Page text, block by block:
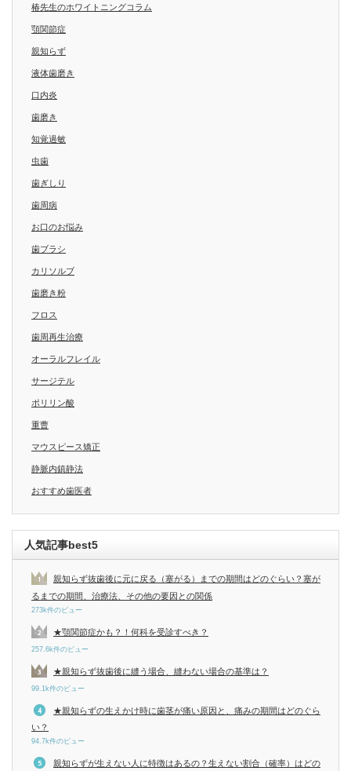
椿先生のホワイトニングコラム
顎関節症
親知らず
液体歯磨き
口内炎
歯磨き
知覚過敏
虫歯
歯ぎしり
歯周病
お口のお悩み
歯ブラシ
カリソルブ
歯磨き粉
フロス
歯周再生治療
オーラルフレイル
サージテル
ポリリン酸
重曹
マウスピース矯正
静脈内鎮静法
おすすめ歯医者
人気記事best5
親知らず抜歯後に元に戻る（塞がる）までの期間はどのぐらい？塞が
るまでの期間、治療法、その他の要因との関係
273k件のビュー
★顎関節症かも？！何科を受診すべき？
257.6k件のビュー
★親知らず抜歯後に縫う場合、縫わない場合の基準は？
99.1k件のビュー
★親知らずの生えかけ時に歯茎が痛い原因と、痛みの期間はどのぐら
い？
94.7k件のビュー
親知らずが生えない人に特徴はあるの？生えない割合（確率）はどの